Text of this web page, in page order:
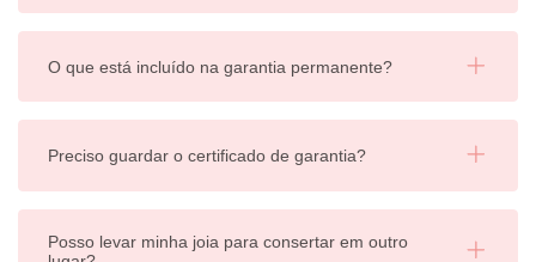
O que está incluído na garantia permanente?
Preciso guardar o certificado de garantia?
Posso levar minha joia para consertar em outro